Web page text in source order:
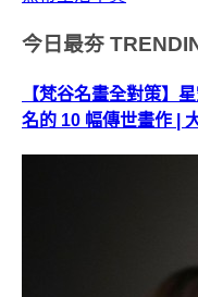
今日最夯
【梵谷名畫全對策】
名的 10 幅傳世畫作 |